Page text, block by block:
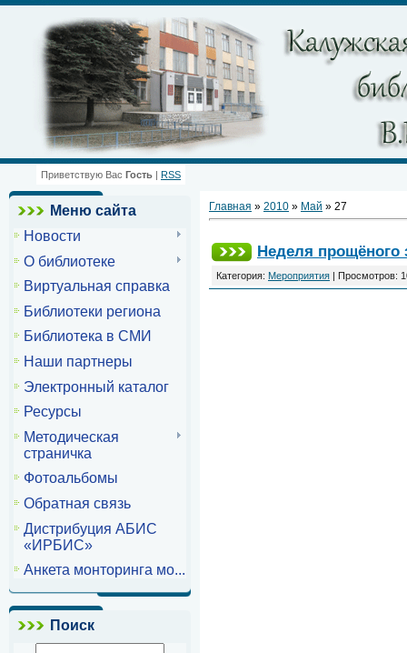
Приветствую Вас Гость | RSS
Меню сайта
Новости
О библиотеке
Виртуальная справка
Библиотеки региона
Библиотека в СМИ
Наши партнеры
Электронный каталог
Ресурсы
Методическая
страничка
Фотоальбомы
Обратная связь
Дистрибуция АБИС
«ИРБИС»
Анкета монторинга мо...
Поиск
Главная » 2010 » Май » 27
Неделя прощёного
Категория: Мероприятия | Просмотров: